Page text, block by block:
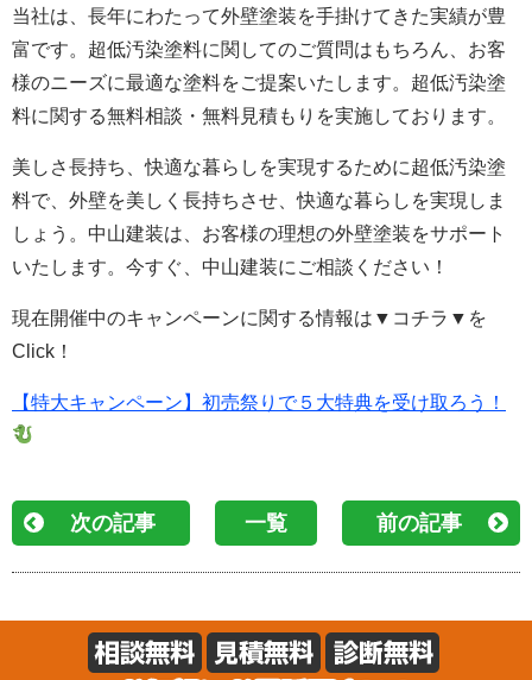
当社は、長年にわたって外壁塗装を手掛けてきた実績が豊
富です。超低汚染塗料に関してのご質問はもちろん、お客
様のニーズに最適な塗料をご提案いたします。超低汚染塗
料に関する無料相談・無料見積もりを実施しております。
美しさ長持ち、快適な暮らしを実現するために超低汚染塗
料で、外壁を美しく長持ちさせ、快適な暮らしを実現しま
しょう。中山建装は、お客様の理想の外壁塗装をサポート
いたします。今すぐ、中山建装にご相談ください！
現在開催中のキャンペーンに関する情報は▼コチラ▼を
Click！
【特大キャンペーン】初売祭りで５大特典を受け取ろう！
次の記事 一覧 前の記事